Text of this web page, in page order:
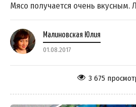
Мясо получается очень вкусным.
Малиновская Юлия
01.08.2017
3 675